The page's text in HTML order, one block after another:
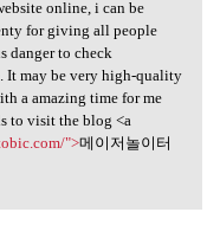
online, i can be
for giving all people
danger to check
It may be very high-quality
a amazing time for me
to visit the blog <a
">메이저놀이터